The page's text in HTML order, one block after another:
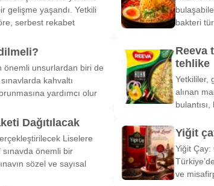
gelişme yaşandı. Yetkili
serbest rekabet
önemli unsurlardan biri de
kahvaltı
yardımcı olur
Dağıtılacak
Liselere
önemli bir
sözel ve sayısal
bakteri
Reeva
tehlike
Yetkililer,
alınan
Yiğit
Yiğit Çay:
ve